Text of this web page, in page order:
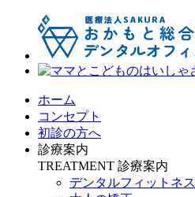
ホーム
コンセプト
初診の方へ
診療案内
TREATMENT 診療案内
デンタルフィットネス